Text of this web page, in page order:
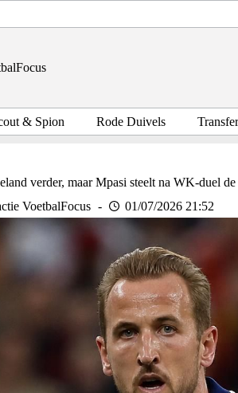
& Spion Rode Duivels
verder, maar Mpasi steelt na WK-duel
VoetbalFocus
01/07/2026 21:52